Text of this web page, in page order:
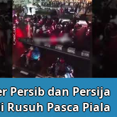
Persib dan Persija
Rusuh Pasca Piala